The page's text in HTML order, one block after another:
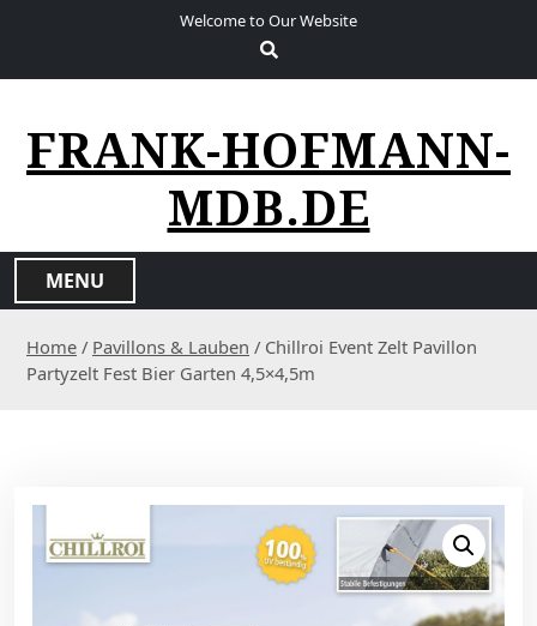
Welcome to Our Website
FRANK-HOFMANN-
MDB.DE
MENU
Home / Pavillons & Lauben / Chillroi Event Zelt Pavillon
Partyzelt Fest Bier Garten 4,5×4,5m